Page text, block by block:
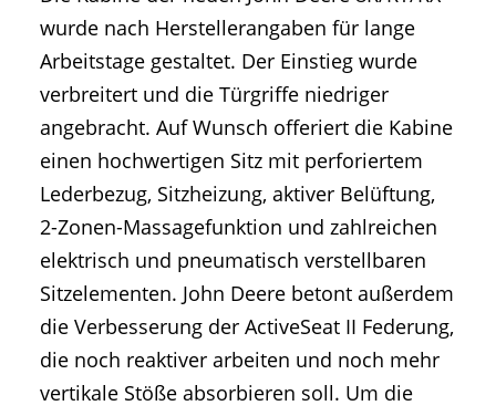
wurde nach Herstellerangaben für lange
Arbeitstage gestaltet. Der Einstieg wurde
verbreitert und die Türgriffe niedriger
angebracht. Auf Wunsch offeriert die Kabine
einen hochwertigen Sitz mit perforiertem
Lederbezug, Sitzheizung, aktiver Belüftung,
2-Zonen-Massagefunktion und zahlreichen
elektrisch und pneumatisch verstellbaren
Sitzelementen. John Deere betont außerdem
die Verbesserung der ActiveSeat II Federung,
die noch reaktiver arbeiten und noch mehr
vertikale Stöße absorbieren soll. Um die